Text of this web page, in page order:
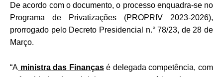
De acordo com o documento, o processo enquadra-se no
Programa de Privatizações (PROPRIV 2023-2026),
prorrogado pelo Decreto Presidencial n.° 78/23, de 28 de
Março.
“A ministra das Finançasé delegada competência, com